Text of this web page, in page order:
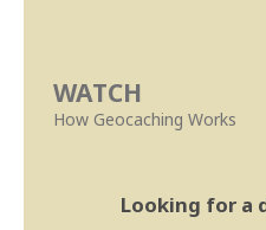
WATCH
How Geocaching Works
Looking for a